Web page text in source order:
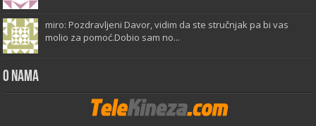
miro: Pozdravljeni Davor, vidim da ste stručnjak pa bi vas
molio za pomoć.Dobio sam no...
O Nama